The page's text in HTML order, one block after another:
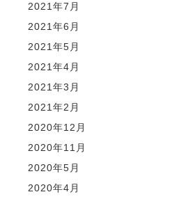
2021年7月
2021年6月
2021年5月
2021年4月
2021年3月
2021年2月
2020年12月
2020年11月
2020年5月
2020年4月